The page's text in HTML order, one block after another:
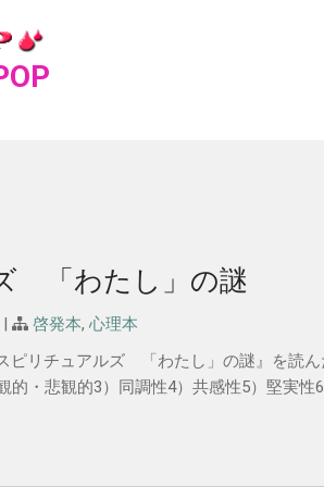
「わたし」の謎
| 啓発本, 心理本
ピリチュアルズ 「わたし」の謎』を読
的・悲観的3）同調性4）共感性5）堅実